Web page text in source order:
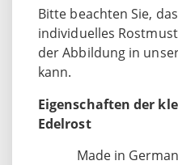
Bitte beachten Sie,
individuelles
der Abbildung in
kann.
Eigenschaften der
Edelrost
Made in